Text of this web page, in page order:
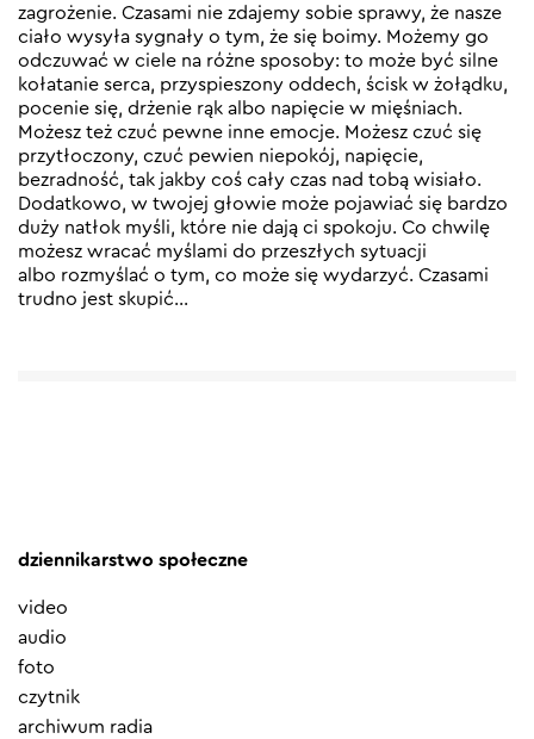
zagrożenie. Czasami nie zdajemy sobie sprawy, że nasze
ciało wysyła sygnały o tym, że się boimy. Możemy go
odczuwać w ciele na różne sposoby: to może być silne
kołatanie serca, przyspieszony oddech, ścisk w żołądku,
pocenie się, drżenie rąk albo napięcie w mięśniach.
Możesz też czuć pewne inne emocje. Możesz czuć się
przytłoczony, czuć pewien niepokój, napięcie,
bezradność, tak jakby coś cały czas nad tobą wisiało.
Dodatkowo, w twojej głowie może pojawiać się bardzo
duży natłok myśli, które nie dają ci spokoju. Co chwilę
możesz wracać myślami do przeszłych sytuacji
albo rozmyślać o tym, co może się wydarzyć. Czasami
trudno jest skupić…
dziennikarstwo społeczne
video
audio
foto
czytnik
archiwum radia